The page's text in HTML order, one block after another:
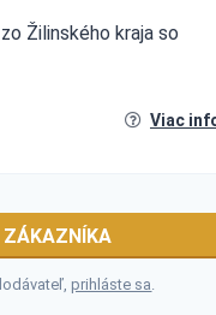
Žilinského kraja so
Viac
prihláste sa.